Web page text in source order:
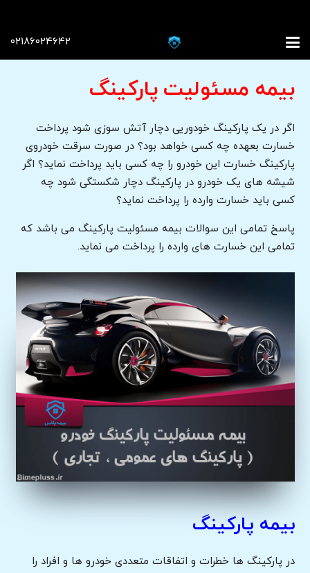
02186024642
بیمه مسئولیت پارکینگ
اگر در یک پارکینگ خودوریی دچار آتش سوزی شود پرداخت
خسارت بعهده چه کسی خواهد بود؟ در صورت سرقت خودروی
پارکینگ خسارت این خودرو را چه کسی باید پرداخت نماید؟ اگر
شیشه های یک خودرو در پارکینگ دچار شکستگی شود چه
کسی باید خسارت وارده را پرداخت نماید؟
پاسخ تمامی این سوالات بیمه مسئولیت پارکینگ می باشد که
تمامی این خسارت های وارده را پرداخت می نماید.
بیمه پارکینگ
در پارکینگ ها خطرات و اتفاقات متعددی خودرو ها و افراد را